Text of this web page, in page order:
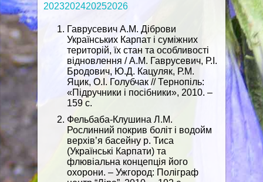
2023202420252026
Гаврусевич А.М. Діброви
Українських Карпат і суміжних
територій, їх стан та особливості
відновлення / А.М. Гаврусевич, Р.І.
Бродович, Ю.Д. Кацуляк, Р.М.
Яцик, О.І. Голубчак // Тернопіль:
«Підручники і посібники», 2010. –
159 с.
Фельбаба-Клушина Л.М.
Рослинний покрив боліт і водойм
верхів’я басейну р. Тиса
(Українські Карпати) та
флювіальна концепція його
охорони. – Ужгород: Поліграф